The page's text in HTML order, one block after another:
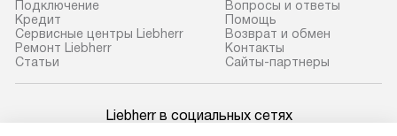
Подключение
Кредит
Сервисные центры Liebherr
Ремонт Liebherr
Cтатьи
Вопросы и ответы
Помощь
Возврат и обмен
Контакты
Сайты-партнеры
Liebherr в социальных сетях